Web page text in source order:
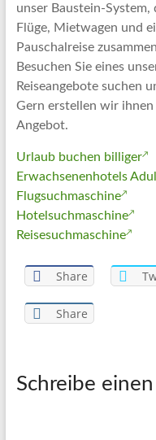
Tipps
und
Informationen
zum
Thema
Reisen
unser Baustein-
Flüge, Mietwagen und
Pauschalreise
Besuchen Sie eines
Reiseangebote suchen
Gern erstellen wir
Angebot.
Urlaub buchen billiger
Erwachsenenhotels
Flugsuchmaschine
Hotelsuchmaschine
Reisesuchmaschine
Share
Share
Schreibe